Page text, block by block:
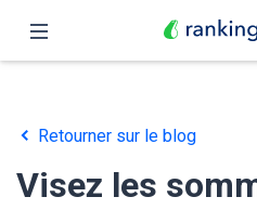
Fonctionnalités
Tarifs
Retourner sur le blog
Visez les